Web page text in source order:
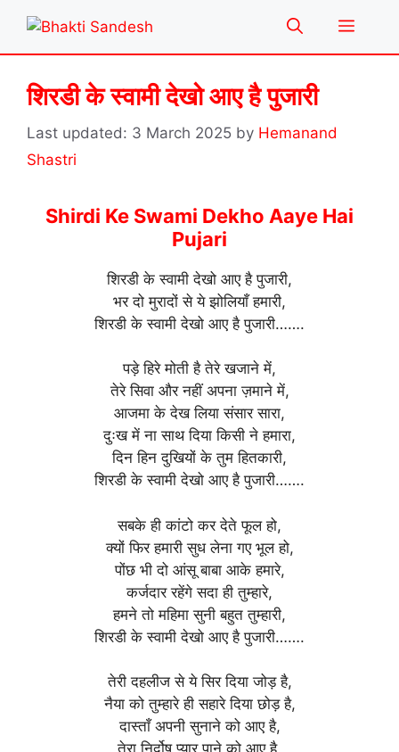
content
Menu
शिरडी के स्वामी देखो आए है पुजारी
3 March 2025 by Hemanand
Shastri
Shirdi Ke Swami Dekho Aaye Hai
Pujari
शिरडी के स्वामी देखो आए है पुजारी,
भर दो मुरादों से ये झोलियाँ हमारी,
शिरडी के स्वामी देखो आए है पुजारी…….
पड़े हिरे मोती है तेरे खजाने में,
तेरे सिवा और नहीं अपना ज़माने में,
आजमा के देख लिया संसार सारा,
दुःख में ना साथ दिया किसी ने हमारा,
दिन हिन दुखियों के तुम हितकारी,
शिरडी के स्वामी देखो आए है पुजारी…….
सबके ही कांटो कर देते फूल हो,
क्यों फिर हमारी सुध लेना गए भूल हो,
पोंछ भी दो आंसू बाबा आके हमारे,
कर्जदार रहेंगे सदा ही तुम्हारे,
हमने तो महिमा सुनी बहुत तुम्हारी,
शिरडी के स्वामी देखो आए है पुजारी…….
तेरी दहलीज से ये सिर दिया जोड़ है,
नैया को तुम्हारे ही सहारे दिया छोड़ है,
दास्ताँ अपनी सुनाने को आए है,